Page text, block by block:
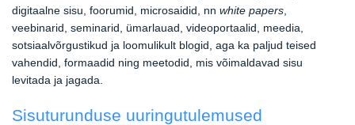
digitaalne sisu, foorumid, microsaidid, nn white papers
veebinarid, seminarid, ümarlauad, videoportaalid, meedia,
sotsiaalvõrgustikud ja loomulikult blogid, aga ka paljud teised
vahendid, formaadid ning meetodid, mis võimaldavad sisu
levitada ja jagada.
Sisuturunduse uuringutulemused